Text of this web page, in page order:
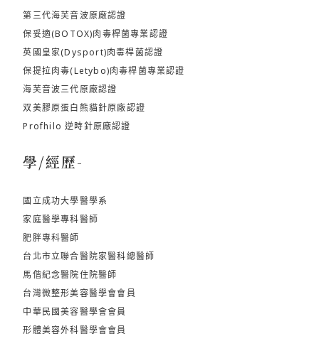
第三代海芙音波原廠認證
保妥適(BOTOX)肉毒桿菌專業認證
英國皇家(Dysport)肉毒桿菌認證
保提拉肉毒(Letybo)肉毒桿菌專業認證
海芙音波三代原廠認證
双美膠原蛋白熊貓針原廠認證
Profhilo 逆時針原廠認證
學/經歷-
國立成功大學醫學系
家庭醫學專科醫師
肥胖專科醫師
台北市立聯合醫院家醫科總醫師
馬偕紀念醫院住院醫師
台灣微整形美容醫學會會員
中華民國美容醫學會會員
形體美容外科醫學會會員